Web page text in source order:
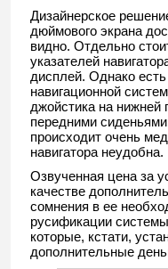
Дизайнерское
дюймового экрана
видно. Отдельно
указателей
дисплей. Однако
навигационной
джойстика на
передними
происходит очень
навигатора неудобна.
Озвученная цена за
качестве
сомнения в ее
русификации
которые, кстати,
дополнительные